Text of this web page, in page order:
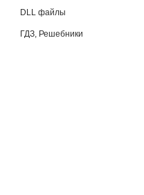
DLL файлы
ГДЗ, Решебники